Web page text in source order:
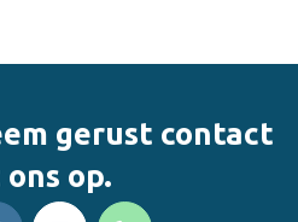
gerust contact
op.